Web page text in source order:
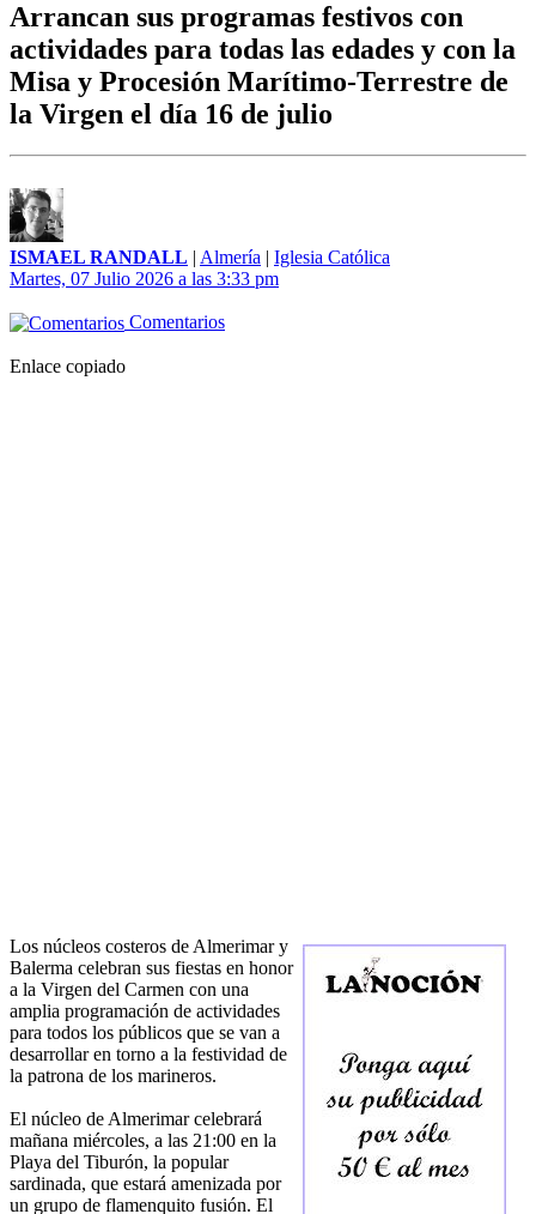
Arrancan sus programas festivos con
actividades para todas las edades y con la
Misa y Procesión Marítimo-Terrestre de
la Virgen el día 16 de julio
ISMAEL RANDALL | Almería | Iglesia Católica
Martes, 07 Julio 2026 a las 3:33 pm
Comentarios
Enlace copiado
Los núcleos costeros de Almerimar y
Balerma celebran sus fiestas en honor
a la Virgen del Carmen con una
amplia programación de actividades
para todos los públicos que se van a
desarrollar en torno a la festividad de
la patrona de los marineros.
El núcleo de Almerimar celebrará
mañana miércoles, a las 21:00 en la
Playa del Tiburón, la popular
sardinada, que estará amenizada por
un grupo de flamenquito fusión. El